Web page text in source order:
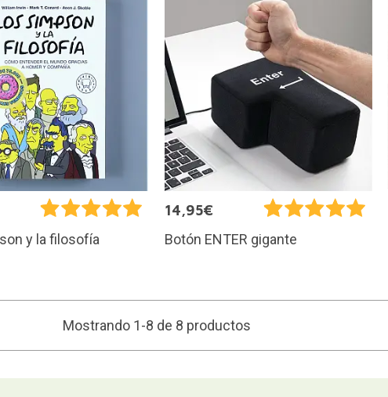
y la filosofía
14,95€
Botón ENTER gigante
Mostrando 1-8 de 8 productos